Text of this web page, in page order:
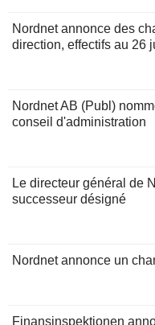
Nordnet annonce des
direction, effectifs au 26
Nordnet AB (Publ)
conseil d'administration
Le directeur général de
successeur désigné
Nordnet annonce un
Finansinspektionen